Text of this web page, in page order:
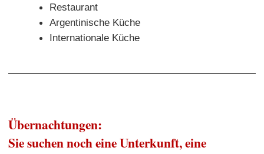
Restaurant
Argentinische Küche
Internationale Küche
Übernachtungen:
Sie suchen noch eine Unterkunft, eine